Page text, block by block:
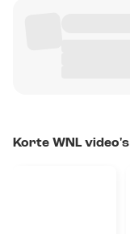
Korte WNL video's